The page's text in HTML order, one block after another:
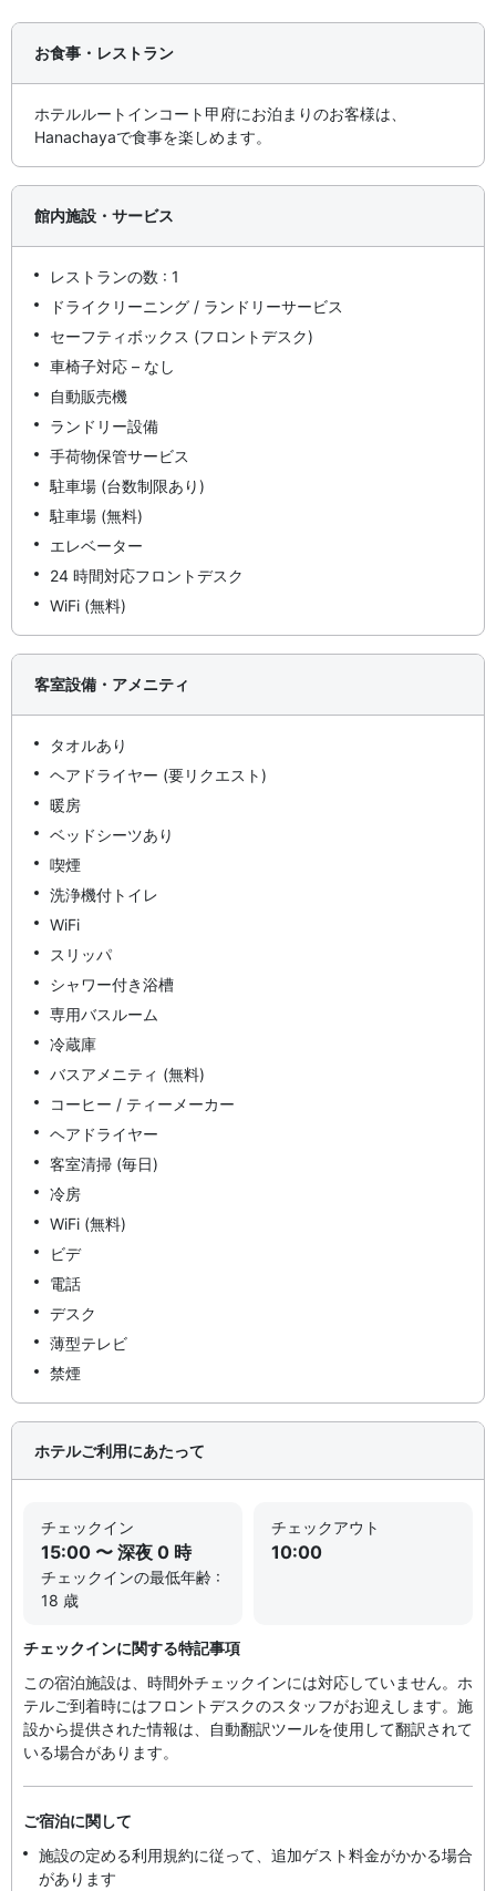
お食事・レストラン
ホテルルートインコート甲府にお泊まりのお客様は、
Hanachayaで食事を楽しめます。
館内施設・サービス
レストランの数 : 1
ドライクリーニング / ランドリーサービス
セーフティボックス (フロントデスク)
車椅子対応 – なし
自動販売機
ランドリー設備
手荷物保管サービス
駐車場 (台数制限あり)
駐車場 (無料)
エレベーター
24 時間対応フロントデスク
WiFi (無料)
客室設備・アメニティ
タオルあり
ヘアドライヤー (要リクエスト)
暖房
ベッドシーツあり
喫煙
洗浄機付トイレ
WiFi
スリッパ
シャワー付き浴槽
専用バスルーム
冷蔵庫
バスアメニティ (無料)
コーヒー / ティーメーカー
ヘアドライヤー
客室清掃 (毎日)
冷房
WiFi (無料)
ビデ
電話
デスク
薄型テレビ
禁煙
ホテルご利用にあたって
チェックイン
15:00 〜 深夜 0 時
チェックインの最低年齢 :
18 歳
チェックアウト
10:00
チェックインに関する特記事項
この宿泊施設は、時間外チェックインには対応していません。ホ
テルご到着時にはフロントデスクのスタッフがお迎えします。施
設から提供された情報は、自動翻訳ツールを使用して翻訳されて
いる場合があります。
ご宿泊に関して
施設の定める利用規約に従って、追加ゲスト料金がかかる場合
があります